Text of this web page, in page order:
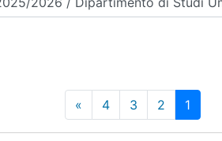
1 صفحة 1
2 صفحة 2
3 صفحة 3
4 صفحة 4
»